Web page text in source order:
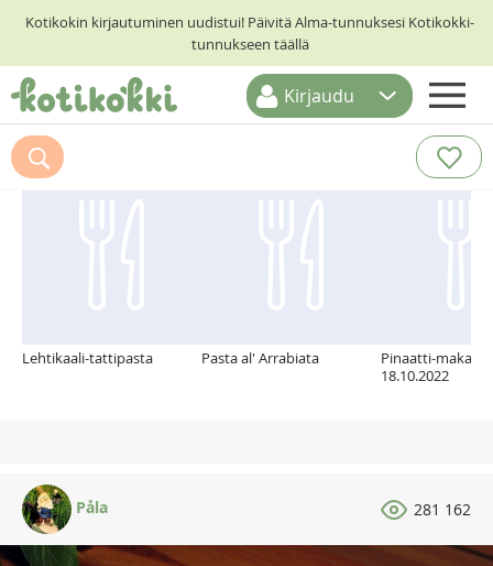
Kotikokin kirjautuminen uudistui! Päivitä Alma-tunnuksesi Kotikokki-
tunnukseen täällä
ETUSIVU
RESEPTIHAKU
Kirjaudu
Suosittelemme myös
Lehtikaali-tattipasta Pasta al' Arrabiata
Pinaatti-
18.10.2022
Påla 281 162